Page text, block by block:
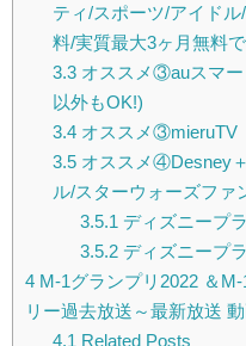
ティ/スポーツ/アイド
料/実質最大3ヶ月無料
3.3オススメ③auスマー
以外もOK!)
3.4オススメ③mieruTV
3.5オススメ④Desney
ル/スターウォーズファ
3.5.1 ディズニープ
3.5.2ディズニープ
4 M-1グランプリ2022 ＆
リー過去放送～最新放送
4.1 Related Posts